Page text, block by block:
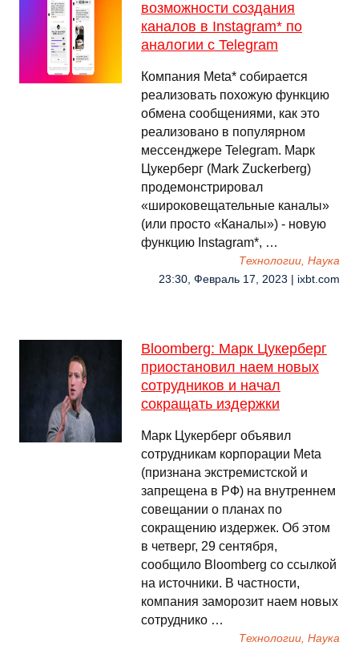
возможности создания
каналов в Instagram* по
аналогии с Telegram
Компания Meta* собирается
реализовать похожую функцию
обмена сообщениями, как это
реализовано в популярном
мессенджере Telegram. Марк
Цукерберг (Mark Zuckerberg)
продемонстрировал
«широковещательные каналы»
(или просто «Каналы») - новую
функцию Instagram*, …
Технологии, Наука
23:30, Февраль 17, 2023 | ixbt.com
Bloomberg: Марк Цукерберг
приостановил наем новых
сотрудников и начал
сокращать издержки
Марк Цукерберг объявил
сотрудникам корпорации Meta
(признана экстремистской и
запрещена в РФ) на внутреннем
совещании о планах по
сокращению издержек. Об этом
в четверг, 29 сентября,
сообщило Bloomberg со ссылкой
на источники. В частности,
компания заморозит наем новых
сотруднико …
Технологии, Наука